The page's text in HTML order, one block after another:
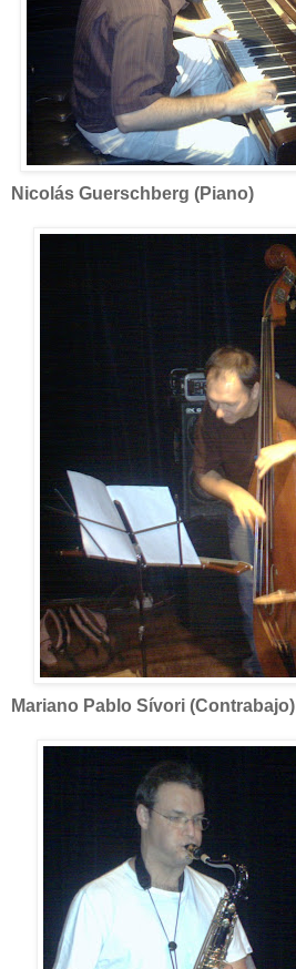
Nicolás Guerschberg (Piano)
Mariano Pablo Sívori (Contrabajo)